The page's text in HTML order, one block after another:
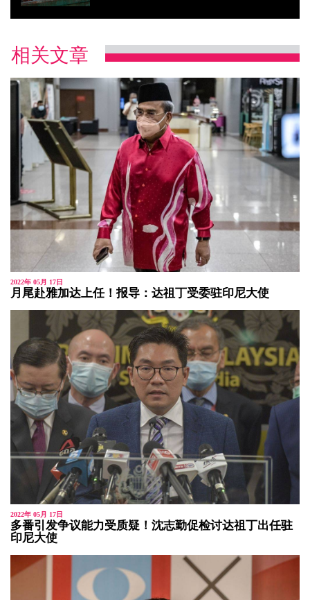
相关文章
2022年 05月 17日
月尾赴雅加达上任！报导：达祖丁受委驻印尼大使
2022年 05月 17日
多番引发争议能力受质疑！沈志勤促检讨达祖丁出任驻
印尼大使